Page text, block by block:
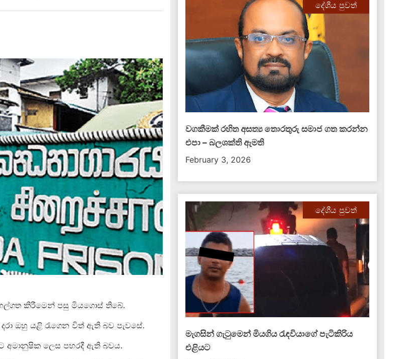
කිරීමෙන් පසු මියගොස් තිබේ.
ඔහු යළි රැගෙන විත් ඇති බව පැවසේ.
අමානුෂික ලෙස පහරදී ඇති බවය.
දේශීය පුවත්
වගකීමක් රහිත අසත්‍ය තොරතුරු සමාජ ගත කරන්න
එපා – බලශක්ති ඇමති
February 3, 2026
දේශීය පුවත්
මැගසින් ගැටුමෙන් මියගිය රැඳවියාගේ පැටිකිරිය
එළියට